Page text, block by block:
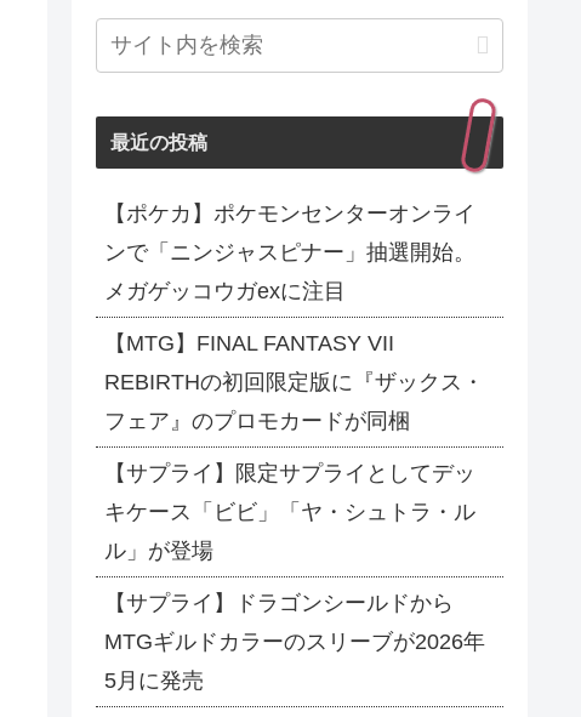
最近の投稿
【ポケカ】ポケモンセンターオンライ
ンで「ニンジャスピナー」抽選開始。
メガゲッコウガexに注目
【MTG】FINAL FANTASY VII
REBIRTHの初回限定版に『ザックス・
フェア』のプロモカードが同梱
【サプライ】限定サプライとしてデッ
キケース「ビビ」「ヤ・シュトラ・ル
ル」が登場
【サプライ】ドラゴンシールドから
MTGギルドカラーのスリーブが2026年
5月に発売